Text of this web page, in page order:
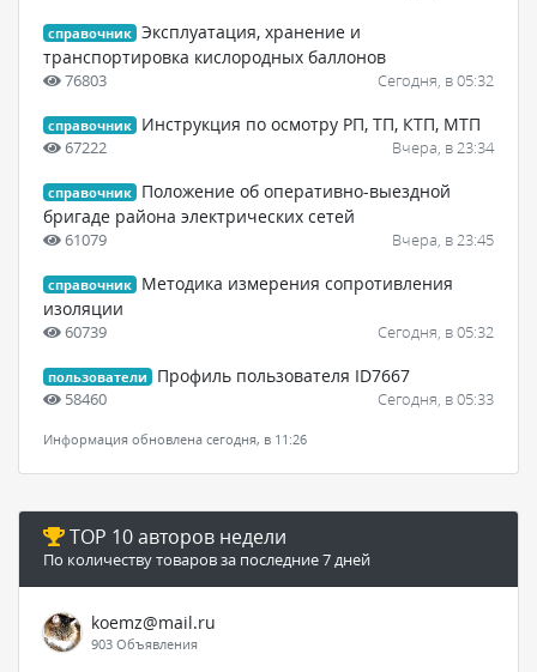
справочник Эксплуатация, хранение и
транспортировка кислородных баллонов
76803 Сегодня, в 05:32
справочник Инструкция по осмотру РП, ТП, КТП, МТП
67222 Вчера, в 23:34
справочник
Положение об оперативно-выездной
бригаде района электрических сетей
61079 Вчера, в 23:45
справочник
Методика измерения сопротивления
изоляции
60739 Сегодня, в 05:32
пользователи Профиль пользователя ID7667
58460 Сегодня, в 05:33
Информация обновлена сегодня, в 11:26
TOP 10 авторов недели
По количеству товаров за последние 7 дней
koemz@mail.ru
903 Объявления